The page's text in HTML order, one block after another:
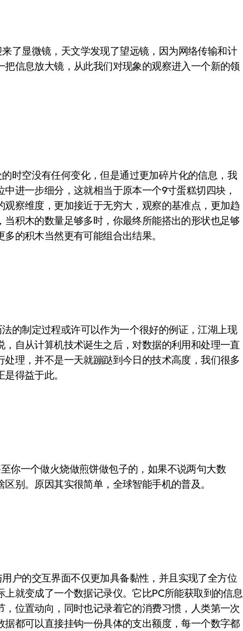
了显微镜，天文学发现了望远镜，因为网络传输和计
信息放大镜，从此我们对现象的观察进入一个新的领
时空没有任何变化，但是通过更加碎片化的信息，我
进一步细分，这就相当于原本一个9寸蛋糕切四块，
察维度，更加接近于无穷大，观察的基准点，更加趋
积木的数量足够多时，你最终所能搭出的形状也足够
的积木当然更有可能组合出结果。
的制定过程或许可以作为一个很好的例证，江湖上现
自从计算机技术诞生之后，对数据的利用和处理一直
理，并不是一天就蹦跶到今日的技术高度，我们很多
得益于此。
你一个做火烧做煎饼做包子的，如果不说两句大数
别。原因其实很简单，全球智能手机的普及。
户的交互界面不仅更加具备黏性，并且实现了全方位
就变成了一个数据记录仪。它比PC所能获取到的信息
位置动向，同时也记录着它的消费习惯，人类第一次
都可以直接挂钩一份具体的支出额度，每一个数字都